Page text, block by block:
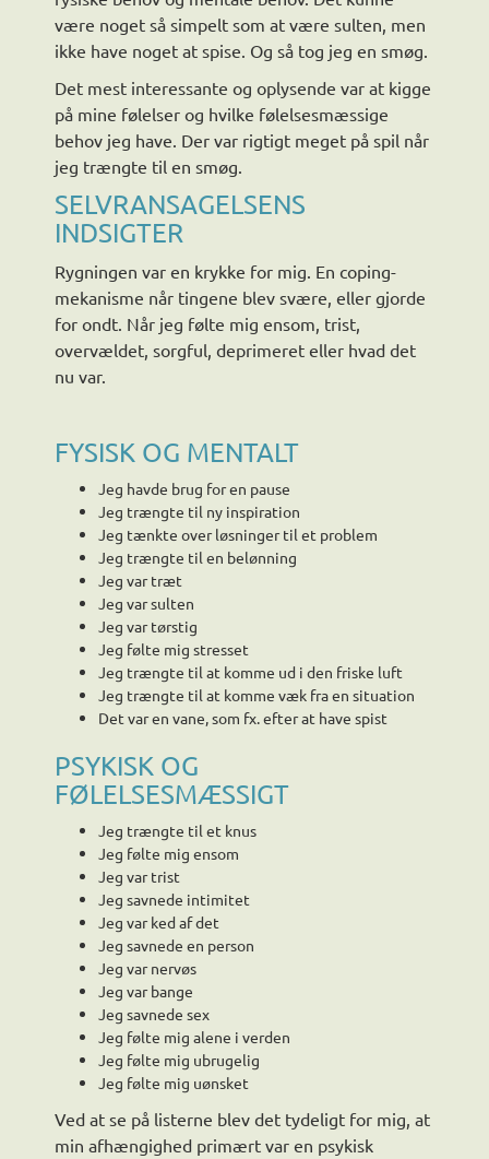
være noget så simpelt som at være sulten, men
ikke have noget at spise. Og så tog jeg en smøg.
Det mest interessante og oplysende var at kigge
på mine følelser og hvilke følelsesmæssige
behov jeg have. Der var rigtigt meget på spil når
jeg trængte til en smøg.
SELVRANSAGELSENS
INDSIGTER
Rygningen var en krykke for mig. En coping-
mekanisme når tingene blev svære, eller gjorde
for ondt. Når jeg følte mig ensom, trist,
overvældet, sorgful, deprimeret eller hvad det
nu var.
FYSISK OG MENTALT
Jeg havde brug for en pause
Jeg trængte til ny inspiration
Jeg tænkte over løsninger til et problem
Jeg trængte til en belønning
Jeg var træt
Jeg var sulten
Jeg var tørstig
Jeg følte mig stresset
Jeg trængte til at komme ud i den friske luft
Jeg trængte til at komme væk fra en situation
Det var en vane, som fx. efter at have spist
PSYKISK OG
FØLELSESMÆSSIGT
Jeg trængte til et knus
Jeg følte mig ensom
Jeg var trist
Jeg savnede intimitet
Jeg var ked af det
Jeg savnede en person
Jeg var nervøs
Jeg var bange
Jeg savnede sex
Jeg følte mig alene i verden
Jeg følte mig ubrugelig
Jeg følte mig uønsket
Ved at se på listerne blev det tydeligt for mig, at
min afhængighed primært var en psykisk